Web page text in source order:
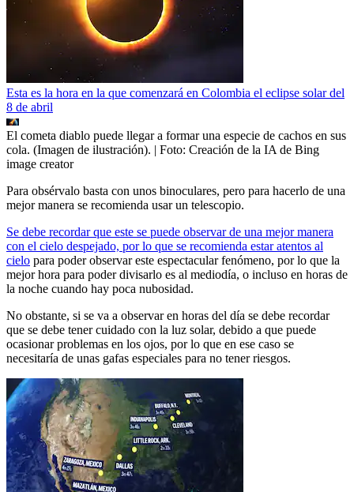
Esta es la hora en la que comenzará en Colombia el eclipse solar del
8 de abril
El cometa diablo puede llegar a formar una especie de cachos en sus
cola. (Imagen de ilustración). | Foto: Creación de la IA de Bing
image creator
Para obsérvalo basta con unos binoculares, pero para hacerlo de una
mejor manera se recomienda usar un telescopio.
Se debe recordar que este se puede observar de una mejor manera
con el cielo despejado, por lo que se recomienda estar atentos al
cielo para poder observar este espectacular fenómeno, por lo que la
mejor hora para poder divisarlo es al mediodía, o incluso en horas de
la noche cuando hay poca nubosidad.
No obstante, si se va a observar en horas del día se debe recordar
que se debe tener cuidado con la luz solar, debido a que puede
ocasionar problemas en los ojos, por lo que en ese caso se
necesitaría de unas gafas especiales para no tener riesgos.